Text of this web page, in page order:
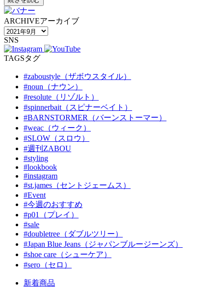
ARCHIVEアーカイブ
SNS
TAGSタグ
#zaboustyle（ザボウスタイル）
#noun（ナウン）
#resolute（リゾルト）
#spinnerbait（スピナーベイト）
#BARNSTORMER（バーンストーマー）
#weac（ウィーク）
#SLOW（スロウ）
#週刊ZABOU
#styling
#lookbook
#instagram
#st.james（セントジェームス）
#Event
#今週のおすすめ
#p01（プレイ）
#sale
#doubletree（ダブルツリー）
#Japan Blue Jeans（ジャパンブルージーンズ）
#shoe care（シューケア）
#sero（セロ）
新着商品